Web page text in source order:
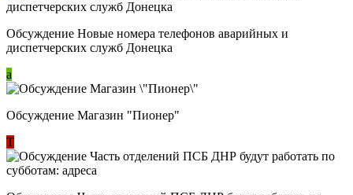
Обсуждение Новые номера телефонов аварийных и
диспетчерских служб Донецка
a
Обсуждение Магазин "Пионер"
Т